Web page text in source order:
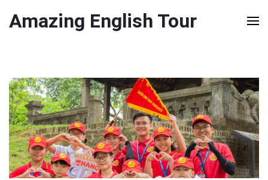
Amazing English Tour